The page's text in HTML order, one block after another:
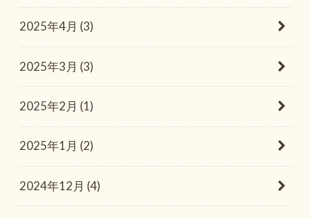
2025年4月 (3)
2025年3月 (3)
2025年2月 (1)
2025年1月 (2)
2024年12月 (4)